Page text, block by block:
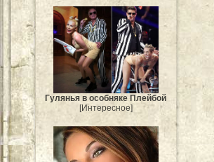
Гулянья в особняке Плейбой
[Интересное]